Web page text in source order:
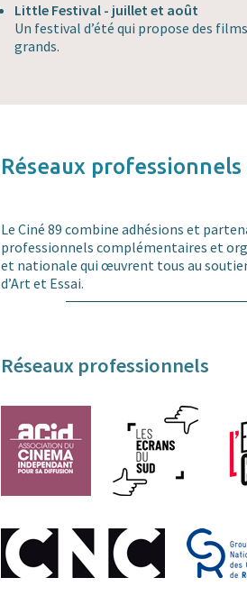
Little Festival - juillet et août
Un festival d’été qui propose des
grands.
Réseaux
Le Ciné 89 combine adhésions et
professionnels complémentaires et
et nationale qui œuvrent tous au
d’Art et Essai.
Réseaux professionnels